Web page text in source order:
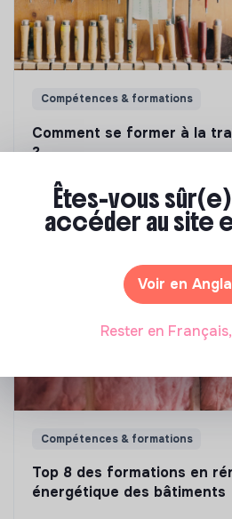
Compétences & formations
Comment se former à la
?
Marianne Roussel •09 janvier
Compétences & formations
Top 8 des formations en
énergétique des bâtiments
Êtes-vous
accéder au site
Voir en
Rester en